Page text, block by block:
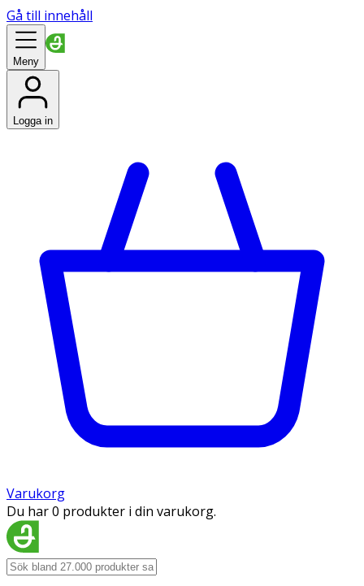
Gå till innehåll
Meny
Logga in
Varukorg
Du har 0 produkter i din varukorg.